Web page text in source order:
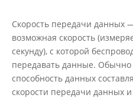
Скорость передачи данных
возможная скорость
секунду), с которой
передавать данные. Обычно
способность данных
скорости передачи данных